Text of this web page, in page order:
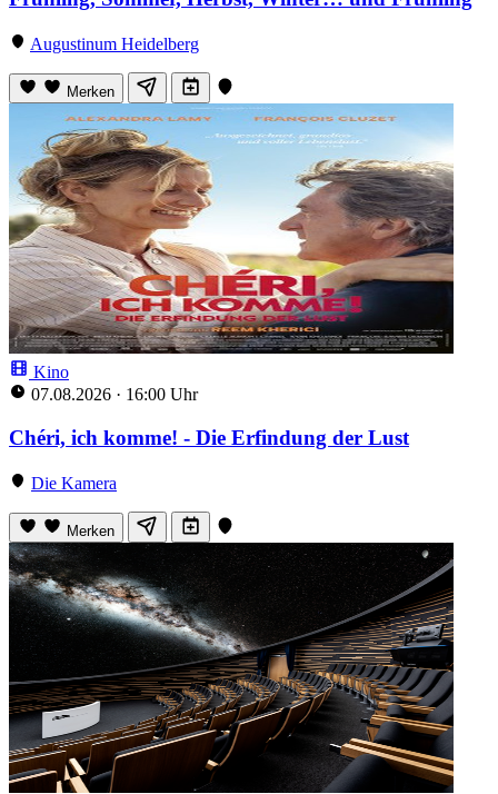
Augustinum Heidelberg
Merken
Kino
07.08.2026 · 16:00 Uhr
Chéri, ich komme! - Die Erfindung der Lust
Die Kamera
Merken